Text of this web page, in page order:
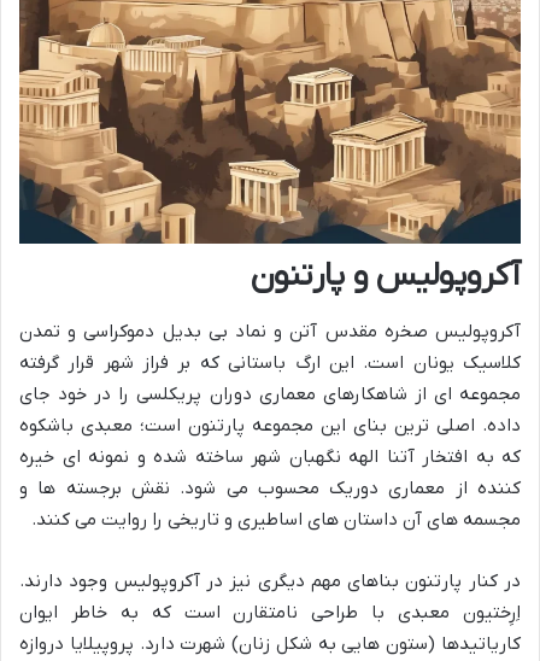
آکروپولیس و پارتنون
آکروپولیس صخره مقدس آتن و نماد بی بدیل دموکراسی و تمدن
کلاسیک یونان است. این ارگ باستانی که بر فراز شهر قرار گرفته
مجموعه ای از شاهکارهای معماری دوران پریکلسی را در خود جای
داده. اصلی ترین بنای این مجموعه پارتنون است؛ معبدی باشکوه
که به افتخار آتنا الهه نگهبان شهر ساخته شده و نمونه ای خیره
کننده از معماری دوریک محسوب می شود. نقش برجسته ها و
مجسمه های آن داستان های اساطیری و تاریخی را روایت می کنند.
در کنار پارتنون بناهای مهم دیگری نیز در آکروپولیس وجود دارند.
اِرِختیون معبدی با طراحی نامتقارن است که به خاطر ایوان
کاریاتیدها (ستون هایی به شکل زنان) شهرت دارد. پروپیلایا دروازه